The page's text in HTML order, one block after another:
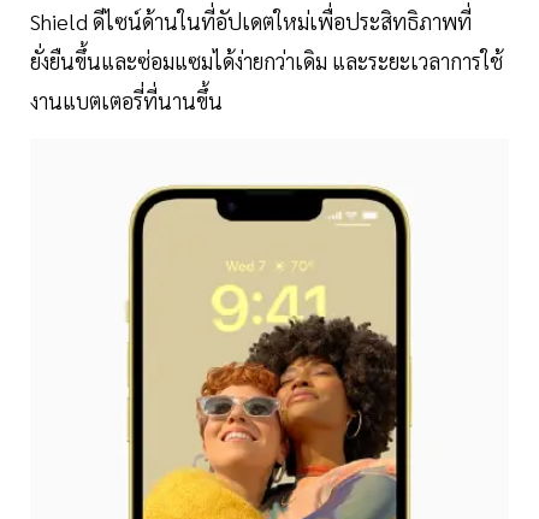
Shield ดีไซน์ด้านในที่อัปเดตใหม่เพื่อประสิทธิภาพที่
ยั่งยืนขึ้นและซ่อมแซมได้ง่ายกว่าเดิม และระยะเวลาการใช้
งานแบตเตอรี่ที่นานขึ้น